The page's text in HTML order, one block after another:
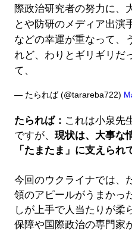
際政治研究者の努力に、
とや防研のメディア出演
などの幸運が重なって、
れど、わりとギリギリだ
て、
— たられば (@tarareba722)
たられば： これは小泉先
ですが、 現状は、大事な
「たまたま」に支えられ
今回のウクライナでは、
領のアピールがうまかっ
しが上手で人当たりが柔
保障や国際政治の専門家